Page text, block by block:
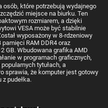
osób, które potrzebują wydajnego
miejsce na biurku. Ten
rozmiarem, a dzięki
VESA może być stabilnie
wyposażony w 8-rdzeniowy
pamięci RAM DDR4 oraz
GB. Wbudowana grafika AMD
w programach graficznych,
tytułach, a
sprawia, że komputer jest gotowy
pudełka.